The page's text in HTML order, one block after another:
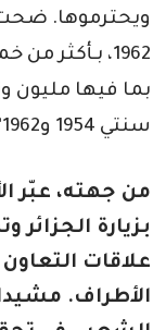
1962، بـأكثر
بما فيها مليون
سنتي 1954 و1962”.
من جهته، عبّر
بزيارة
علاقات
الأطراف.